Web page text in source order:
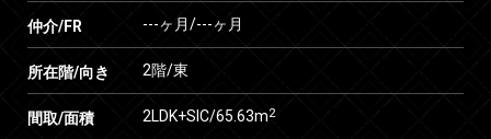
仲介/FR ---ヶ月/---ヶ月
所在階/向き 2階/東
間取/面積 2LDK+SIC/65.63m2